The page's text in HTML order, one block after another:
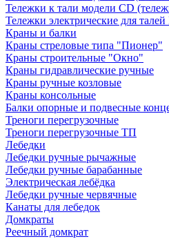
Тележки к тали модели CD
Тележки электрические для
Краны и балки
Краны стреловые типа "Пионер"
Краны строительные "Окно"
Краны гидравлические ручные
Краны ручные козловые
Краны консольные
Балки опорные и подвесные
Треноги перегрузочные
Треноги перегрузочные ТП
Лебедки
Лебедки ручные рычажные
Лебедки ручные барабанные
Электрическая лебёдка
Лебедки ручные червячные
Канаты для лебедок
Домкраты
Реечный домкрат